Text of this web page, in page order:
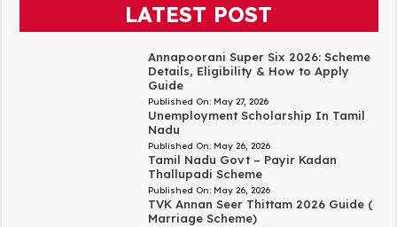
LATEST POST
Annapoorani Super Six 2026: Scheme
Details, Eligibility & How to Apply
Guide
Published On: May 27, 2026
Unemployment Scholarship In Tamil
Nadu
Published On: May 26, 2026
Tamil Nadu Govt – Payir Kadan
Thallupadi Scheme
Published On: May 26, 2026
TVK Annan Seer Thittam 2026 Guide (
Marriage Scheme)